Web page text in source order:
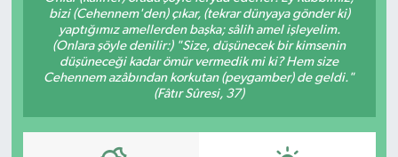
bizi (Cehennem'den) çıkar, (tekrar dünyaya gönder ki)
yaptığımız amellerden başka; sâlih amel işleyelim.
(Onlara şöyle denilir:) "Size, düşünecek bir kimsenin
düşüneceği kadar ömür vermedik mi ki? Hem size
Cehennem azâbından korkutan (peygamber) de geldi."
(Fâtır Sûresi, 37)
Gayrimenkul
Spor
Eğitim